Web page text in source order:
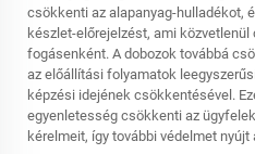
csökkenti az alapanyag-hulladékot,
készlet-előrejelzést, ami
fogásenként. A dobozok továbbá
az előállítási folyamatok
képzési idejének csökkentésével.
egyenletesség csökkenti az
kérelmeit, így további védelmet